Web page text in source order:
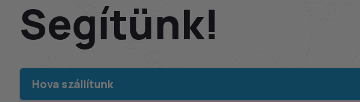
Segítünk!
Hova szállítunk